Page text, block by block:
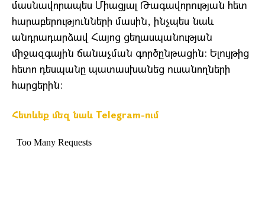
մասնավորապես Միացյալ Թագավորության հետ
հարաբերությունների մասին, ինչպես նաև
անդրադարձավ Հայոց ցեղասպանության
միջազգային ճանաչման գործընթացին: Ելույթից
հետո դեսպանը պատասխանեց ուսանողների
հարցերին:
Հետևեք մեզ նաև Telegram-ում